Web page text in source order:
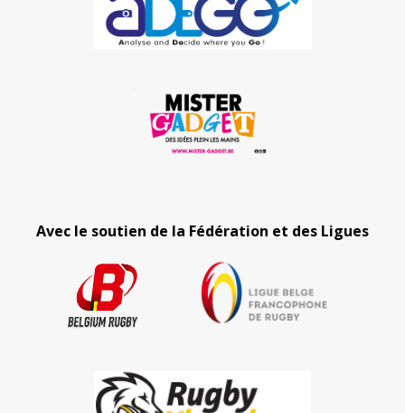
Avec le soutien de la Fédération et des Ligues